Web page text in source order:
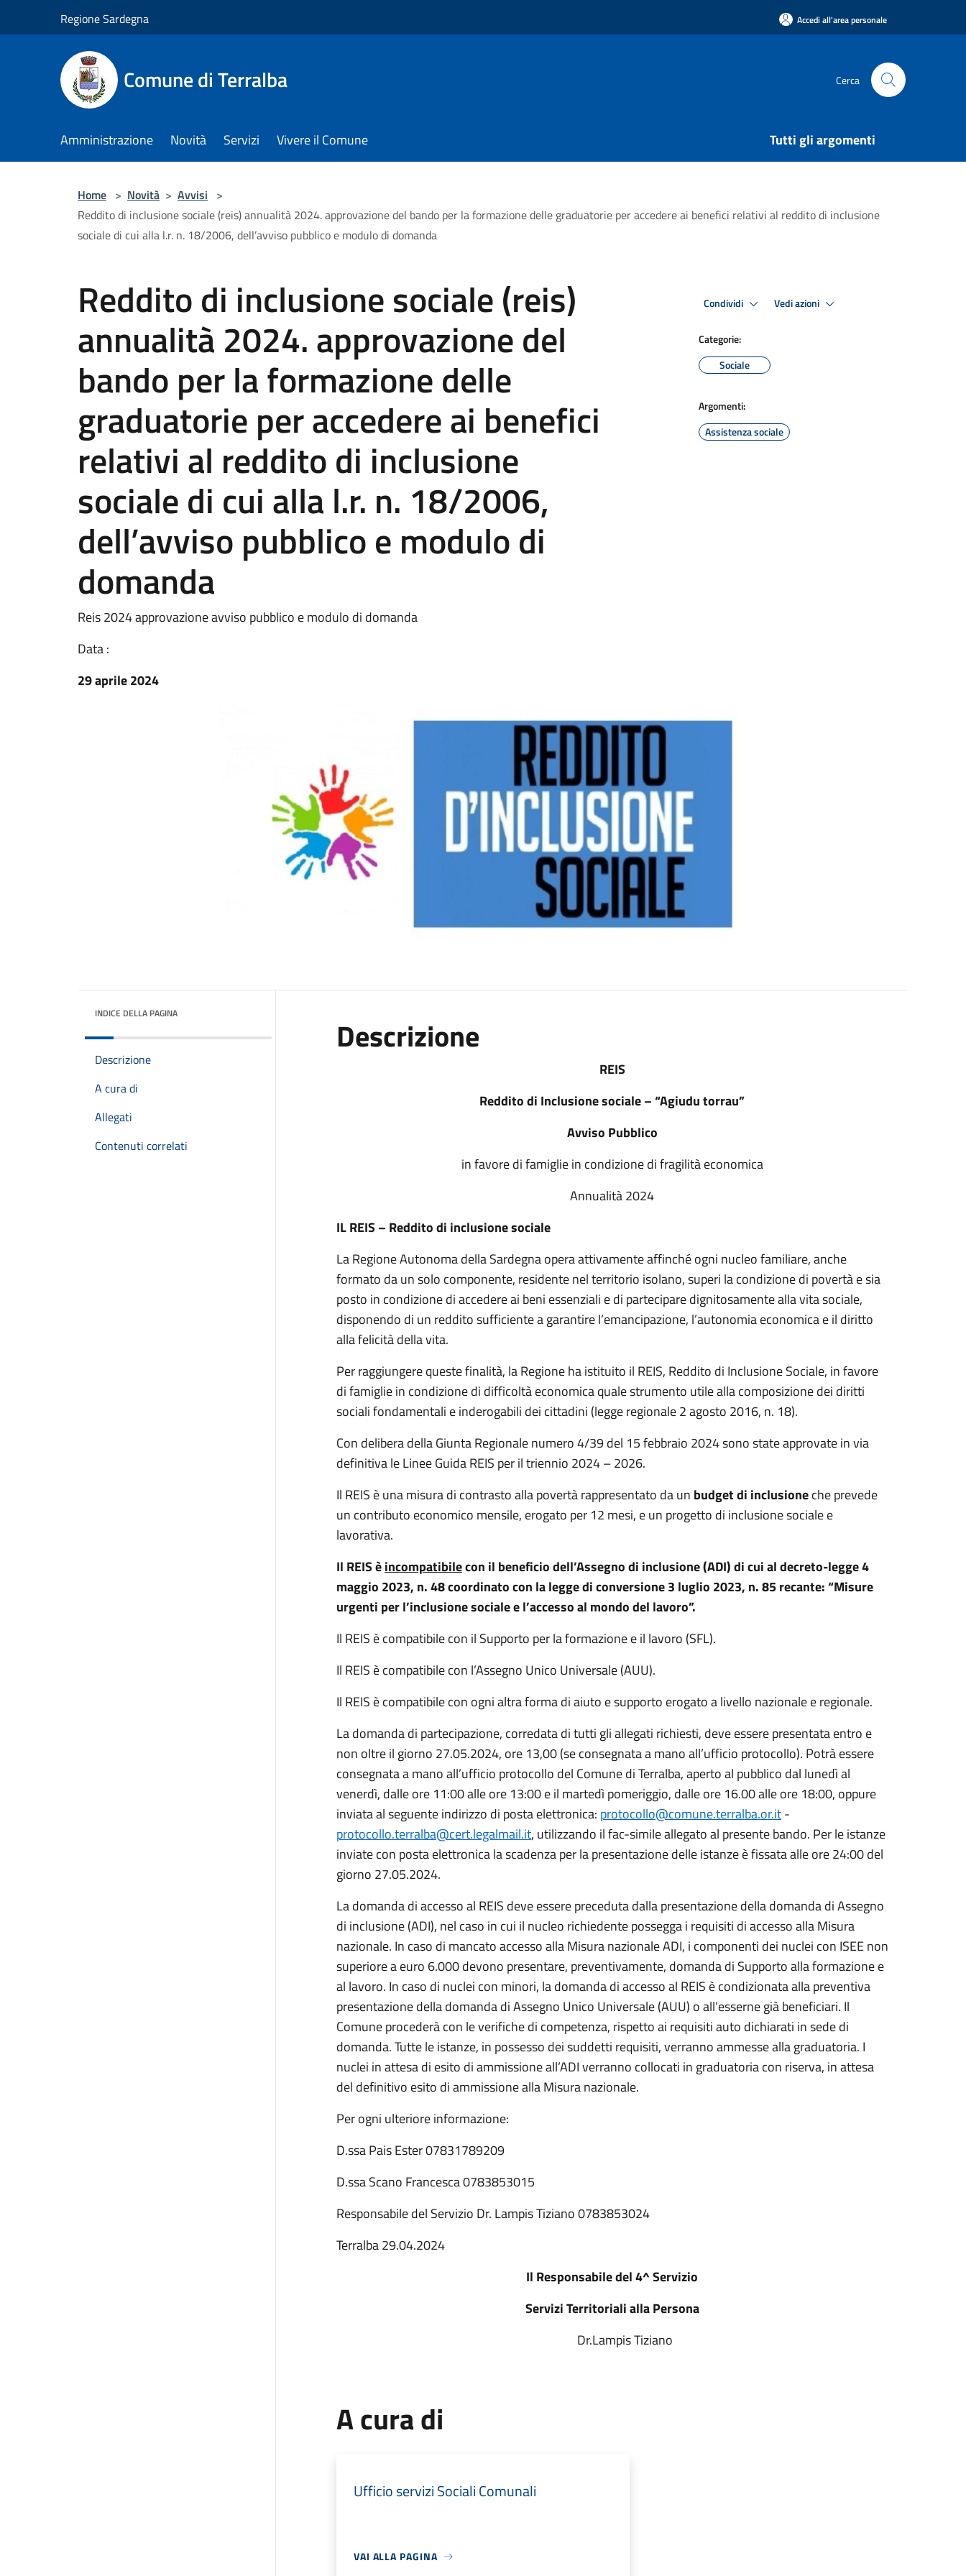
Regione Sardegna Accedi all'area personale
Comune di Terralba Cerca
Amministrazione Novità Servizi Vivere il Comune Tutti gli argomenti
Home > Novità > Avvisi >
Reddito di inclusione sociale (reis) annualità 2024. approvazione del bando per la formazione delle graduatorie per accedere ai benefici relativi al reddito di inclusione
sociale di cui alla l.r. n. 18/2006, dell’avviso pubblico e modulo di domanda
Reddito di inclusione sociale (reis)
annualità 2024. approvazione del
bando per la formazione delle
graduatorie per accedere ai benefici
relativi al reddito di inclusione
sociale di cui alla l.r. n. 18/2006,
dell’avviso pubblico e modulo di
domanda
Reis 2024 approvazione avviso pubblico e modulo di domanda
Data :
29 aprile 2024
Condividi Vedi azioni
Categorie:
Sociale
Argomenti:
Assistenza sociale
INDICE DELLA PAGINA
Descrizione
A cura di
Allegati
Contenuti correlati
Descrizione
REIS
Reddito di Inclusione sociale – “Agiudu torrau”
Avviso Pubblico
in favore di famiglie in condizione di fragilità economica
Annualità 2024
IL REIS – Reddito di inclusione sociale
La Regione Autonoma della Sardegna opera attivamente affinché ogni nucleo familiare, anche
formato da un solo componente, residente nel territorio isolano, superi la condizione di povertà e sia
posto in condizione di accedere ai beni essenziali e di partecipare dignitosamente alla vita sociale,
disponendo di un reddito sufficiente a garantire l’emancipazione, l’autonomia economica e il diritto
alla felicità della vita.
Per raggiungere queste finalità, la Regione ha istituito il REIS, Reddito di Inclusione Sociale, in favore
di famiglie in condizione di difficoltà economica quale strumento utile alla composizione dei diritti
sociali fondamentali e inderogabili dei cittadini (legge regionale 2 agosto 2016, n. 18).
Con delibera della Giunta Regionale numero 4/39 del 15 febbraio 2024 sono state approvate in via
definitiva le Linee Guida REIS per il triennio 2024 – 2026.
Il REIS è una misura di contrasto alla povertà rappresentato da un budget di inclusioneche prevede
un contributo economico mensile, erogato per 12 mesi, e un progetto di inclusione sociale e
lavorativa.
Il REIS èincompatibilecon il beneficio dell’Assegno di inclusione (ADI) di cui al decreto-legge 4
maggio 2023, n. 48 coordinato con la legge di conversione 3 luglio 2023, n. 85 recante: “Misure
urgenti per l’inclusione sociale e l’accesso al mondo del lavoro”.
Il REIS è compatibile con il Supporto per la formazione e il lavoro (SFL).
Il REIS è compatibile con l’Assegno Unico Universale (AUU).
Il REIS è compatibile con ogni altra forma di aiuto e supporto erogato a livello nazionale e regionale.
La domanda di partecipazione, corredata di tutti gli allegati richiesti, deve essere presentata entro e
non oltre il giorno 27.05.2024, ore 13,00 (se consegnata a mano all’ufficio protocollo). Potrà essere
consegnata a mano all’ufficio protocollo del Comune di Terralba, aperto al pubblico dal lunedì al
venerdì, dalle ore 11:00 alle ore 13:00 e il martedì pomeriggio, dalle ore 16.00 alle ore 18:00, oppure
inviata al seguente indirizzo di posta elettronica: protocollo@comune.terralba.or.it-
protocollo.terralba@cert.legalmail.it, utilizzando il fac-simile allegato al presente bando. Per le istanze
inviate con posta elettronica la scadenza per la presentazione delle istanze è fissata alle ore 24:00 del
giorno 27.05.2024.
La domanda di accesso al REIS deve essere preceduta dalla presentazione della domanda di Assegno
di inclusione (ADI), nel caso in cui il nucleo richiedente possegga i requisiti di accesso alla Misura
nazionale. In caso di mancato accesso alla Misura nazionale ADI, i componenti dei nuclei con ISEE non
superiore a euro 6.000 devono presentare, preventivamente, domanda di Supporto alla formazione e
al lavoro. In caso di nuclei con minori, la domanda di accesso al REIS è condizionata alla preventiva
presentazione della domanda di Assegno Unico Universale (AUU) o all’esserne già beneficiari. Il
Comune procederà con le verifiche di competenza, rispetto ai requisiti auto dichiarati in sede di
domanda. Tutte le istanze, in possesso dei suddetti requisiti, verranno ammesse alla graduatoria. I
nuclei in attesa di esito di ammissione all’ADI verranno collocati in graduatoria con riserva, in attesa
del definitivo esito di ammissione alla Misura nazionale.
Per ogni ulteriore informazione:
D.ssa Pais Ester 07831789209
D.ssa Scano Francesca 0783853015
Responsabile del Servizio Dr. Lampis Tiziano 0783853024
Terralba 29.04.2024
Il Responsabile del 4^ Servizio
Servizi Territoriali alla Persona
Dr.Lampis Tiziano
A cura di
Ufficio servizi Sociali Comunali
VAI ALLA PAGINA